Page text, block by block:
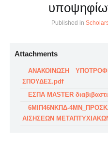
Published in
Attachments
ΑΝΑΚΟΙΝΩΣΗ
ΣΠΟΥΔΕΣ.pdf
ΕΣΠΑ MASTER
6ΜΙΠ46ΝΚΠΔ-
ΑΙΣΗΣΕΩΝ